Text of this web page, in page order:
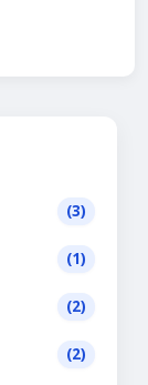
(3)
(1)
(2)
(2)